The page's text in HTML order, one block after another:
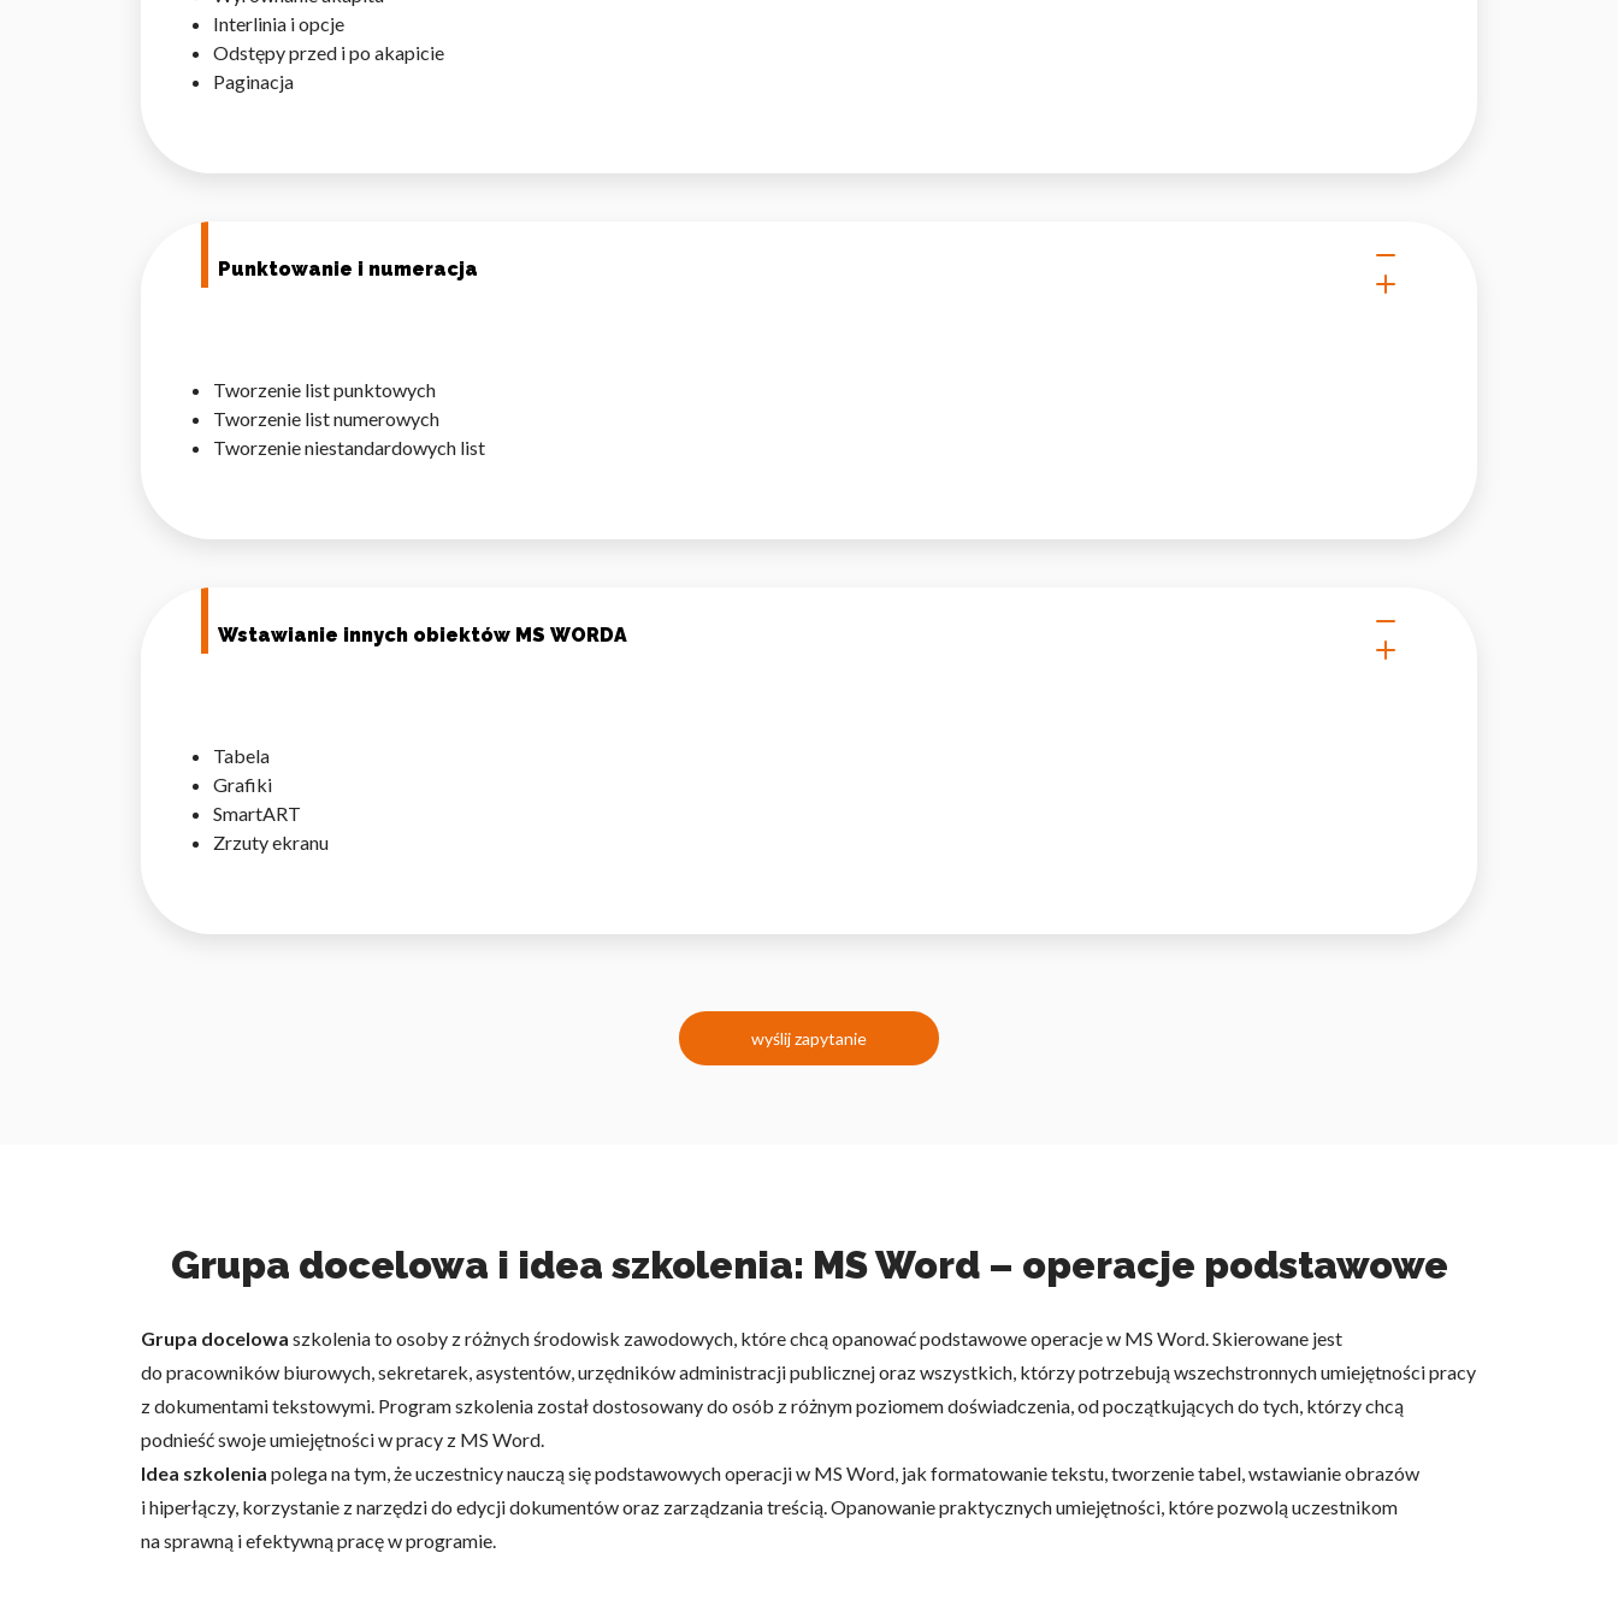
Interlinia i opcje
Odstępy przed i po akapicie
Paginacja
Punktowanie i numeracja
Tworzenie list punktowych
Tworzenie list numerowych
Tworzenie niestandardowych list
Wstawianie innych obiektów MS WORDA
Tabela
Grafiki
SmartART
Zrzuty ekranu
wyślij zapytanie
Grupa docelowa i idea szkolenia: MS Word – operacje podstawowe
Grupa docelowa szkolenia to osoby z różnych środowisk zawodowych, które chcą opanować podstawowe operacje w MS Word. Skierowane jest
do pracowników biurowych, sekretarek, asystentów, urzędników administracji publicznej oraz wszystkich, którzy potrzebują wszechstronnych umiejętności pracy
z dokumentami tekstowymi. Program szkolenia został dostosowany do osób z różnym poziomem doświadczenia, od początkujących do tych, którzy chcą
podnieść swoje umiejętności w pracy z MS Word.
Idea szkolenia polega na tym, że uczestnicy nauczą się podstawowych operacji w MS Word, jak formatowanie tekstu, tworzenie tabel, wstawianie obrazów
i hiperłączy, korzystanie z narzędzi do edycji dokumentów oraz zarządzania treścią. Opanowanie praktycznych umiejętności, które pozwolą uczestnikom
na sprawną i efektywną pracę w programie.
Statystyka
reklamodawców strony trzeciej.
Odrzuć